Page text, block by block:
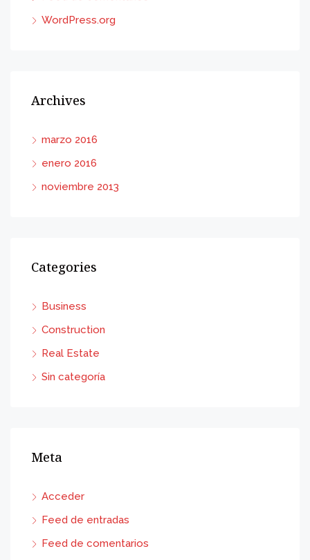
WordPress.org
Archives
marzo 2016
enero 2016
noviembre 2013
Categories
Business
Construction
Real Estate
Sin categoría
Meta
Acceder
Feed de entradas
Feed de comentarios